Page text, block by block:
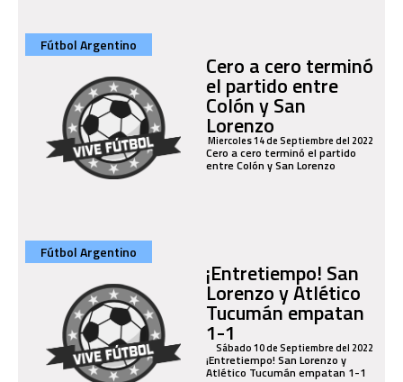
Fútbol Argentino
Cero a cero terminó
el partido entre
Colón y San
Lorenzo
Miercoles 14 de Septiembre del 2022
Cero a cero terminó el partido
entre Colón y San Lorenzo
Fútbol Argentino
¡Entretiempo! San
Lorenzo y Atlético
Tucumán empatan
1-1
Sábado 10 de Septiembre del 2022
¡Entretiempo! San Lorenzo y
Atlético Tucumán empatan 1-1